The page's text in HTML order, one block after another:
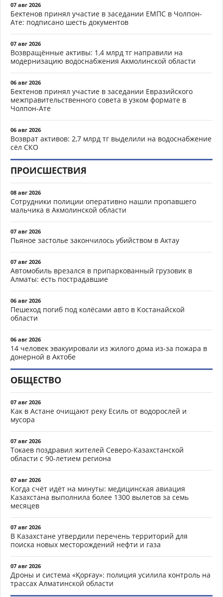
07 авг 2026
Бектенов принял участие в заседании ЕМПС в Чолпон-
Ате: подписано шесть документов
07 авг 2026
Возвращённые активы: 1,4 млрд тг направили на
модернизацию водоснабжения Акмолинской области
06 авг 2026
Бектенов принял участие в заседании Евразийского
межправительственного совета в узком формате в
Чолпон-Ате
06 авг 2026
Возврат активов: 2,7 млрд тг выделили на водоснабжение
сёл СКО
ПРОИСШЕСТВИЯ
08 авг 2026
Сотрудники полиции оперативно нашли пропавшего
мальчика в Акмолинской области
07 авг 2026
Пьяное застолье закончилось убийством в Актау
07 авг 2026
Автомобиль врезался в припаркованный грузовик в
Алматы: есть пострадавшие
06 авг 2026
Пешеход погиб под колёсами авто в Костанайской
области
06 авг 2026
14 человек эвакуировали из жилого дома из-за пожара в
донерной в Актобе
ОБЩЕСТВО
07 авг 2026
Как в Астане очищают реку Есиль от водорослей и
мусора
07 авг 2026
Токаев поздравил жителей Северо-Казахстанской
области с 90-летием региона
07 авг 2026
Когда счёт идёт на минуты: медицинская авиация
Казахстана выполнила более 1300 вылетов за семь
месяцев
07 авг 2026
В Казахстане утвердили перечень территорий для
поиска новых месторождений нефти и газа
07 авг 2026
Дроны и система «Қорғау»: полиция усилила контроль на
трассах Алматинской области